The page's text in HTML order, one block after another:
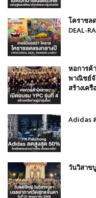
โคราชลด
DEAL-
หอการค้
พาณิชย์จั
สร้างเค
Adidas
วันวิสาข